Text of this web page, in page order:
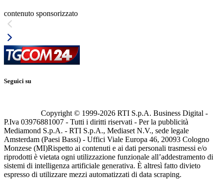
contenuto sponsorizzato
Seguici su
Copyright © 1999-2026 RTI S.p.A. Business Digital -
P.Iva 03976881007 - Tutti i diritti riservati - Per la pubblicità
Mediamond S.p.A. - RTI S.p.A., Mediaset N.V., sede legale
Amsterdam (Paesi Bassi) - Uffici Viale Europa 46, 20093 Cologno
Monzese (MI)Rispetto ai contenuti e ai dati personali trasmessi e/o
riprodotti è vietata ogni utilizzazione funzionale all’addestramento di
sistemi di intelligenza artificiale generativa. È altresì fatto divieto
espresso di utilizzare mezzi automatizzati di data scraping.